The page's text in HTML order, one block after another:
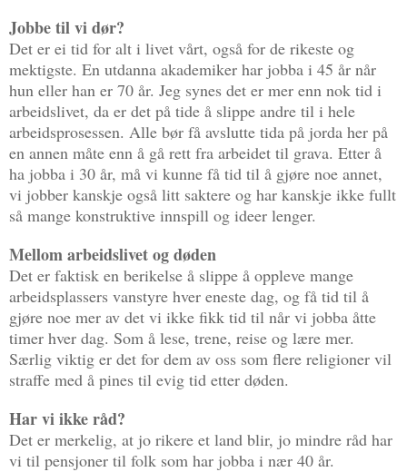
Jobbe til vi dør?
Det er ei tid for alt i livet vårt, også for de rikeste og
mektigste. En utdanna akademiker har jobba i 45 år når
hun eller han er 70 år. Jeg synes det er mer enn nok tid i
arbeidslivet, da er det på tide å slippe andre til i hele
arbeidsprosessen. Alle bør få avslutte tida på jorda her på
en annen måte enn å gå rett fra arbeidet til grava. Etter å
ha jobba i 30 år, må vi kunne få tid til å gjøre noe annet,
vi jobber kanskje også litt saktere og har kanskje ikke fullt
så mange konstruktive innspill og ideer lenger.
Mellom arbeidslivet og døden
Det er faktisk en berikelse å slippe å oppleve mange
arbeidsplassers vanstyre hver eneste dag, og få tid til å
gjøre noe mer av det vi ikke fikk tid til når vi jobba åtte
timer hver dag. Som å lese, trene, reise og lære mer.
Særlig viktig er det for dem av oss som flere religioner vil
straffe med å pines til evig tid etter døden.
Har vi ikke råd?
Det er merkelig, at jo rikere et land blir, jo mindre råd har
vi til pensjoner til folk som har jobba i nær 40 år.